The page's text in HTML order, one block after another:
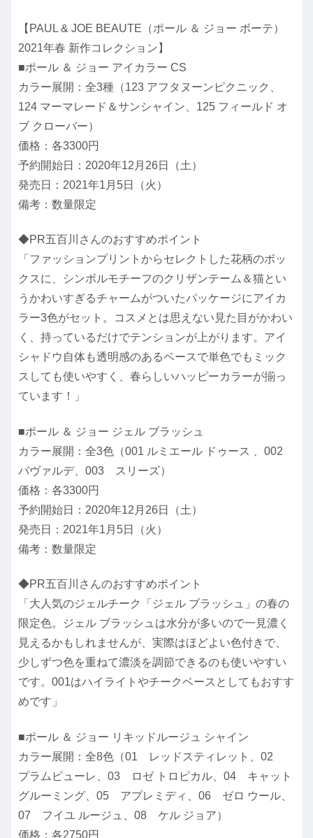
【PAUL & JOE BEAUTE（ポール ＆ ジョー ボーテ）
2021年春 新作コレクション】
■ポール ＆ ジョー アイカラー CS
カラー展開：全3種（123 アフタヌーンピクニック、
124 マーマレード＆サンシャイン、125 フィールド オ
ブ クローバー）
価格：各3300円
予約開始日：2020年12月26日（土）
発売日：2021年1月5日（火）
備考：数量限定
◆PR五百川さんのおすすめポイント
「ファッションプリントからセレクトした花柄のボッ
クスに、シンボルモチーフのクリザンテーム＆猫とい
うかわいすぎるチャームがついたパッケージにアイカ
ラー3色がセット。コスメとは思えない見た目がかわい
く、持っているだけでテンションが上がります。アイ
シャドウ自体も透明感のあるベースで単色でもミック
スしても使いやすく、春らしいハッピーカラーが揃っ
ています！」
■ポール ＆ ジョー ジェル ブラッシュ
カラー展開：全3色（001 ルミエール ドゥース 、002
バヴァルデ、003 スリーズ）
価格：各3300円
予約開始日：2020年12月26日（土）
発売日：2021年1月5日（火）
備考：数量限定
◆PR五百川さんのおすすめポイント
「大人気のジェルチーク「ジェル ブラッシュ」の春の
限定色。ジェル ブラッシュは水分が多いので一見濃く
見えるかもしれませんが、実際はほどよい色付きで、
少しずつ色を重ねて濃淡を調節できるのも使いやすい
です。001はハイライトやチークベースとしてもおすす
めです」
■ポール ＆ ジョー リキッドルージュ シャイン
カラー展開：全8色（01 レッドスティレット、02
プラムピューレ、03 ロゼ トロピカル、04 キャット
グルーミング、05 アプレミディ、06 ゼロ ウール、
07 フイユ ルージュ、08 ケル ジョア）
価格：各2750円